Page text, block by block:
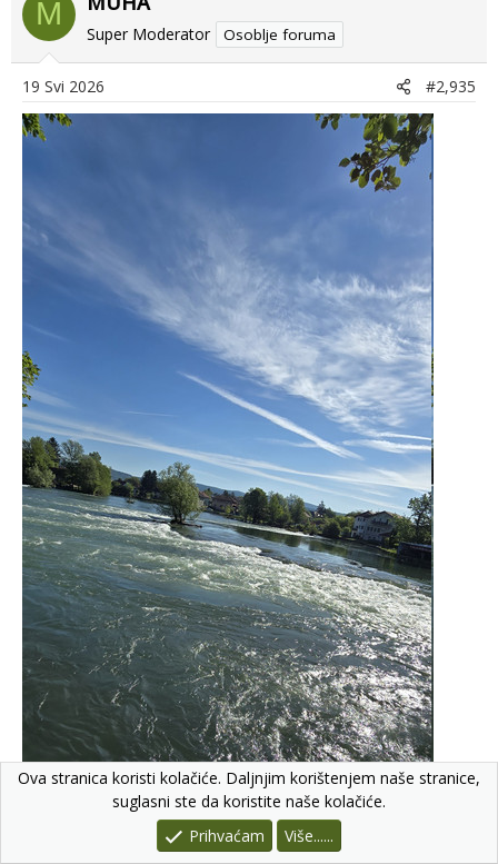
c
t
n
s
M
Super Moderator Osoblje foruma
19 Svi 2026 #2,935
Ova stranica koristi kolačiće. Daljnjim korištenjem naše stranice,
suglasni ste da koristite naše kolačiće.
Prihvaćam
Više......